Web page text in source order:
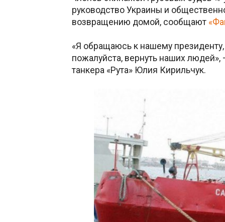
руководство Украины и
возвращению домой, сообщают
«Я обращаюсь к нашему президенту,
пожалуйста, вернуть наших
танкера «Рута» Юлия Кирильчук.